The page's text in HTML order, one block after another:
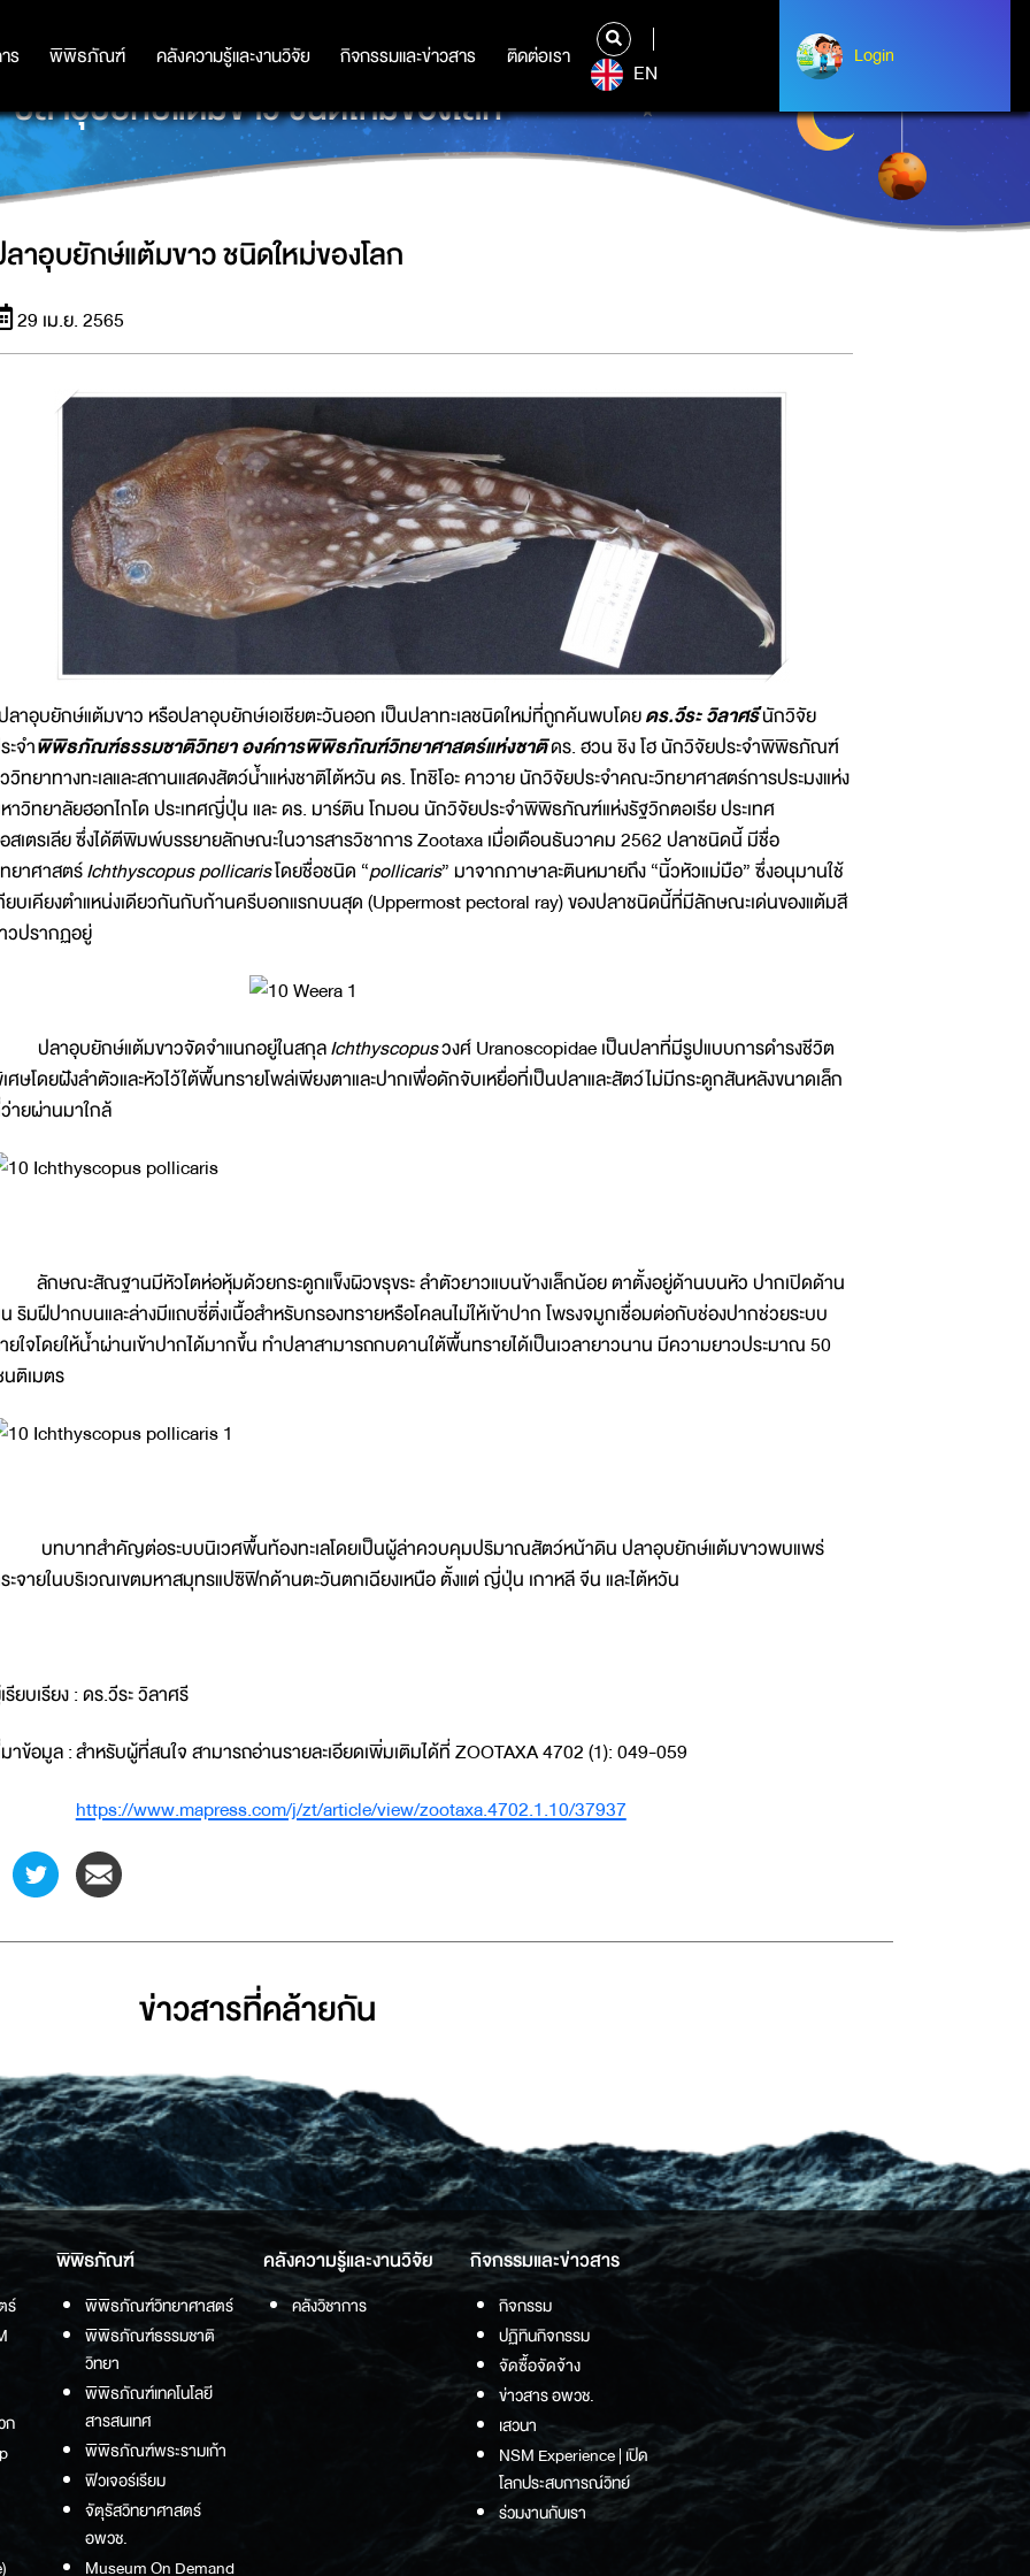
ร พิพิธภัณฑ์ คลังความรู้และงานวิจัย กิจกรรมและข่าวสาร ติดต่อเรา
ร พิพิธภัณฑ์ คลังความรู้และงานวิจัย กิจกรรมและข่าวสาร ติดต่อเรา
EN
Login
Login
ปลาอุบยักษ์แต้มขาว ชนิดใหม่ของโลก
าอุบยักษ์แต้มขาว ชนิดใหม่ของโลก
29 เม.ย. 2565
ปลาอุบยักษ์แต้มขาว หรือปลาอุบยักษ์เอเชียตะวันออก เป็นปลาทะเลชนิดใหม่ที่ถูกค้นพบโดยดร.วีระ วิลาศรีนักวิจัย
ะจำพิพิธภัณฑ์ธรรมชาติวิทยา องค์การพิพิธภัณฑ์วิทยาศาสตร์แห่งชาติดร. ฮวน ชิง โฮ นักวิจัยประจำพิพิธภัณฑ์
วิทยาทางทะเลและสถานแสดงสัตว์น้ำแห่งชาติไต้หวัน ดร. โทชิโอะ คาวาย นักวิจัยประจำคณะวิทยาศาสตร์การประมงแห่ง
าวิทยาลัยฮอกไกโด ประเทศญี่ปุ่น และ ดร. มาร์ติน โกมอน นักวิจัยประจำพิพิธภัณฑ์แห่งรัฐวิกตอเรีย ประเทศ
สเตรเลีย ซึ่งได้ตีพิมพ์บรรยายลักษณะในวารสารวิชาการ Zootaxa เมื่อเดือนธันวาคม 2562 ปลาชนิดนี้ มีชื่อ
ยาศาสตร์Ichthyscopus pollicarisโดยชื่อชนิด “pollicaris” มาจากภาษาละตินหมายถึง “นิ้วหัวแม่มือ” ซึ่งอนุมานใช้
ยบเคียงตำแหน่งเดียวกันกับก้านครีบอกแรกบนสุด (Uppermost pectoral ray) ของปลาชนิดนี้ที่มีลักษณะเด่นของแต้มสี
วปรากฏอยู่
ปลาอุบยักษ์แต้มขาวจัดจำแนกอยู่ในสกุลIchthyscopusวงศ์ Uranoscopidae เป็นปลาที่มีรูปแบบการดำรงชีวิต
ศษโดยฝังลำตัวและหัวไว้ใต้พื้นทรายโพล่เพียงตาและปากเพื่อดักจับเหยื่อที่เป็นปลาและสัตว์ไม่มีกระดูกสันหลังขนาดเล็ก
ายผ่านมาใกล้
ลักษณะสัณฐานมีหัวโตห่อหุ้มด้วยกระดูกแข็งผิวขรุขระ ลำตัวยาวแบนข้างเล็กน้อย ตาตั้งอยู่ด้านบนหัว ปากเปิดด้าน
ริมฝีปากบนและล่างมีแถบซี่ติ่งเนื้อสำหรับกรองทรายหรือโคลนไม่ให้เข้าปาก โพรงจมูกเชื่อมต่อกับช่องปากช่วยระบบ
ยใจโดยให้น้ำผ่านเข้าปากได้มากขึ้น ทำปลาสามารถกบดานใต้พื้นทรายได้เป็นเวลายาวนาน มีความยาวประมาณ 50
นติเมตร
บทบาทสำคัญต่อระบบนิเวศพื้นท้องทะเลโดยเป็นผู้ล่าควบคุมปริมาณสัตว์หน้าดิน ปลาอุบยักษ์แต้มขาวพบแพร่
ะจายในบริเวณเขตมหาสมุทรแปซิฟิกด้านตะวันตกเฉียงเหนือ ตั้งแต่ ญี่ปุ่น เกาหลี จีน และไต้หวัน
รียบเรียง : ดร.วีระ วิลาศรี
าข้อมูล : สำหรับผู้ที่สนใจ สามารถอ่านรายละเอียดเพิ่มเติมได้ที่ ZOOTAXA 4702 (1): 049-059
https://www.mapress.com/j/zt/article/view/zootaxa.4702.1.10/37937
ข่าวสารที่่คล้ายกัน
ร์
ก
พิพิธภัณฑ์
พิพิธภัณฑ์วิทยาศาสตร์
พิพิธภัณฑ์ธรรมชาติ
วิทยา
พิพิธภัณฑ์เทคโนโลยี
สารสนเทศ
พิพิธภัณฑ์พระรามเก้า
ฟิวเจอร์เรียม
จัตุรัสวิทยาศาสตร์
อพวช.
Museum On Demand
คลังความรู้และงานวิจัย
คลังวิชาการ
กิจกรรมและข่าวสาร
กิจกรรม
ปฏิทินกิจกรรม
จัดซื้อจัดจ้าง
ข่าวสาร อพวช.
เสวนา
NSM Experience | เปิด
โลกประสบการณ์วิทย์
ร่วมงานกับเรา